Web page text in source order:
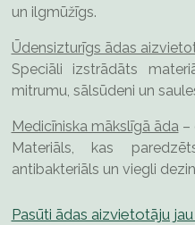
un ilgmūžīgs.
Ūdensizturīgs ādas
Speciāli izstrādāts
mitrumu, sālsūdeni un
Medicīniska mākslīgā āda –
Materiāls, kas
antibakteriāls un viegli
Pasūti ādas aizvietotāju